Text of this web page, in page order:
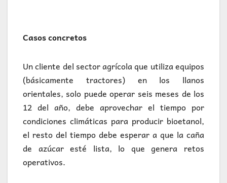
Casos concretos
Un cliente del sector agrícola que utiliza equipos
(básicamente tractores) en los llanos
orientales, solo puede operar seis meses de los
12 del año, debe aprovechar el tiempo por
condiciones climáticas para producir bioetanol,
el resto del tiempo debe esperar a que la caña
de azúcar esté lista, lo que genera retos
operativos.